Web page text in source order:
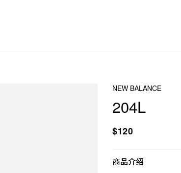
NEW BALANCE
204L
$120
商品介绍